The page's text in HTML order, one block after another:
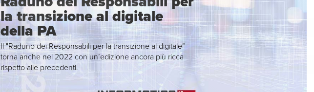
la transizione al digitale
della PA
Il "Raduno dei Responsabili per la transizione al digitale”
torna anche nel 2022 con un’edizione ancora più ricca
rispetto alle precedenti.